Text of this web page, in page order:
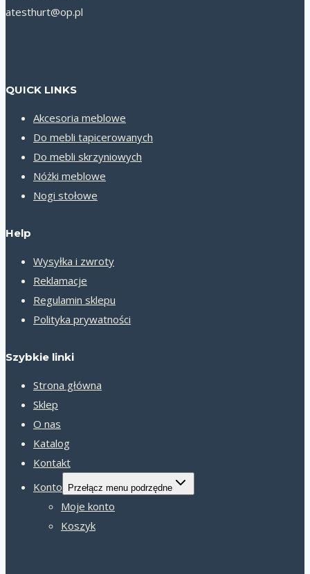
atesthurt@op.pl
QUICK LINKS
Akcesoria meblowe
Do mebli tapicerowanych
Do mebli skrzyniowych
Nóżki meblowe
Nogi stołowe
Help
Wysyłka i zwroty
Reklamacje
Regulamin sklepu
Polityka prywatności
Szybkie linki
Strona główna
Sklep
O nas
Katalog
Kontakt
Konto
Przełącz menu podrzędne
Moje konto
Koszyk